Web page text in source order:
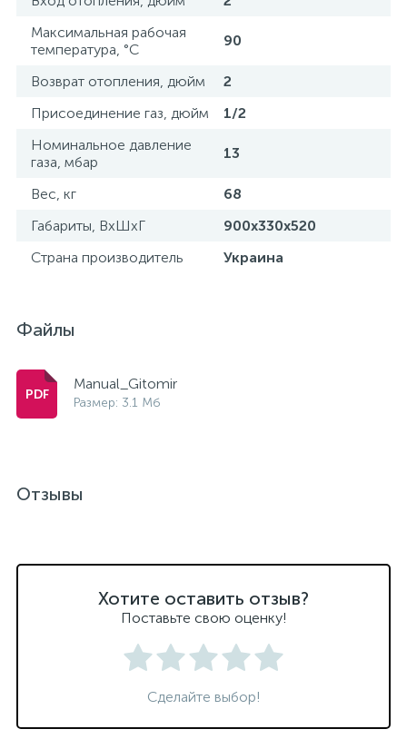
Максимальная рабочая
температура, °С
90
Возврат отопления, дюйм
2
Присоединение газ, дюйм
1/2
Номинальное давление
газа, мбар
13
Вес, кг
68
Габариты, ВхШхГ
900х330х520
Страна производитель
Украина
Файлы
Manual_Gitomir
Размер: 3.1 Мб
Отзывы
Хотите оставить отзыв?
Поставьте свою оценку!
Сделайте выбор!